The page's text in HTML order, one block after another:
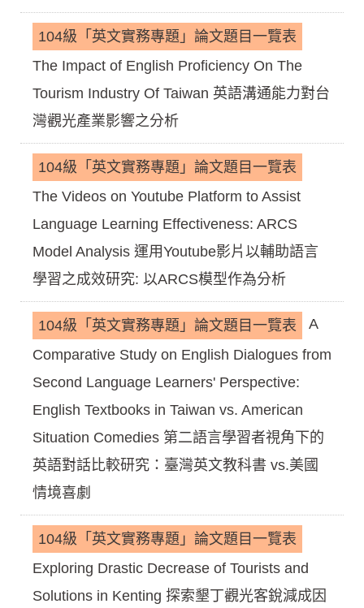
104級「英文實務專題」論文題目一覽表
The Impact of English Proficiency On The
Tourism Industry Of Taiwan 英語溝通能力對台
灣觀光產業影響之分析
104級「英文實務專題」論文題目一覽表
The Videos on Youtube Platform to Assist
Language Learning Effectiveness: ARCS
Model Analysis 運用Youtube影片以輔助語言
學習之成效研究: 以ARCS模型作為分析
104級「英文實務專題」論文題目一覽表
A
Comparative Study on English Dialogues from
Second Language Learners' Perspective:
English Textbooks in Taiwan vs. American
Situation Comedies 第二語言學習者視角下的
英語對話比較研究：臺灣英文教科書 vs.美國
情境喜劇
104級「英文實務專題」論文題目一覽表
Exploring Drastic Decrease of Tourists and
Solutions in Kenting 探索墾丁觀光客銳減成因